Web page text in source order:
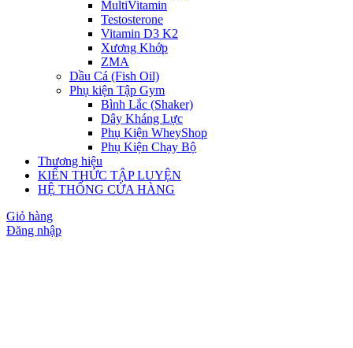
MultiVitamin
Testosterone
Vitamin D3 K2
Xương Khớp
ZMA
Dầu Cá (Fish Oil)
Phụ kiện Tập Gym
Bình Lắc (Shaker)
Dây Kháng Lực
Phụ Kiện WheyShop
Phụ Kiện Chạy Bộ
Thương hiệu
KIẾN THỨC TẬP LUYỆN
HỆ THỐNG CỬA HÀNG
Giỏ hàng
Đăng nhập